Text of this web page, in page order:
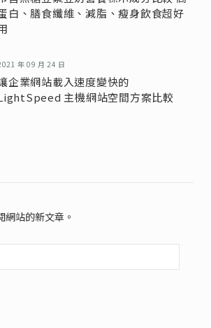
白、膳食纖維、減脂、瘦身飲食超好
年 09 月 24 日
企業網站載入速度變快的
主機網站空間方案比較
站的新文章。